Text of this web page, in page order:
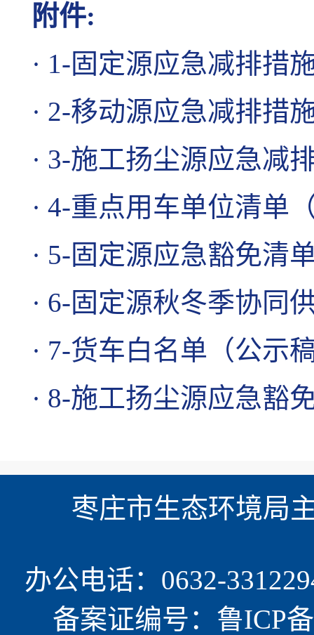
附件:
· 1-固定源应急减排措
· 2-移动源应急减排措
· 3-施工扬尘源应急减
· 4-重点用车单位清单
· 5-固定源应急豁免清
· 6-固定源秋冬季协同
· 7-货车白名单（公示
· 8-施工扬尘源应急豁
枣庄市生态环境局
办公电话：0632-
备案证编号：鲁ICP